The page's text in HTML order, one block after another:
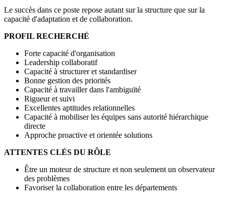
Le succès dans ce poste repose autant sur la structure que sur la
capacité d'adaptation et de collaboration.
PROFIL RECHERCHÉ
Forte capacité d'organisation
Leadership collaboratif
Capacité à structurer et standardiser
Bonne gestion des priorités
Capacité à travailler dans l'ambiguïté
Rigueur et suivi
Excellentes aptitudes relationnelles
Capacité à mobiliser les équipes sans autorité hiérarchique
directe
Approche proactive et orientée solutions
ATTENTES CLÉS DU RÔLE
Être un moteur de structure et non seulement un observateur
des problèmes
Favoriser la collaboration entre les départements